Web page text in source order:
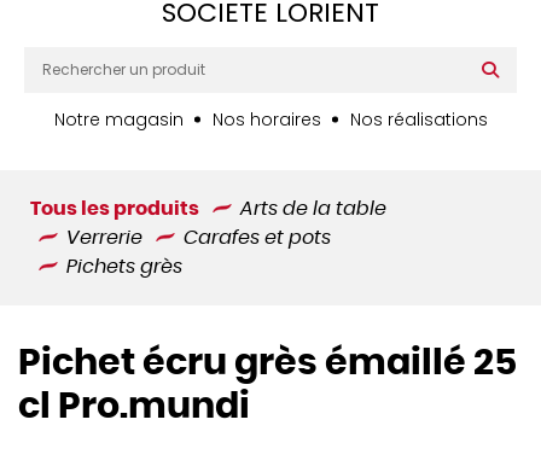
SOCIETE LORIENT
Notre magasin Nos horaires Nos réalisations
Tous les produits
Arts de la table
Verrerie
Carafes et pots
Pichets grès
Pichet écru grès émaillé 25
cl Pro.mundi